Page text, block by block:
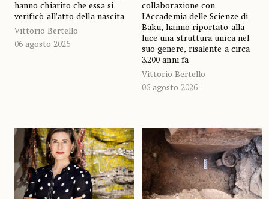
hanno chiarito che essa si
verificò all’atto della nascita
Vittorio Bertello
06 agosto 2026
collaborazione con
l’Accademia delle Scienze di
Baku, hanno riportato alla
luce una struttura unica nel
suo genere, risalente a circa
3.200 anni fa
Vittorio Bertello
06 agosto 2026